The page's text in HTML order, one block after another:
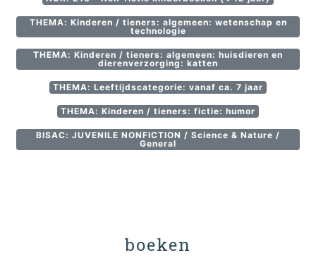
THEMA: Kinderen / tieners: algemeen: wetenschap en
technologie
THEMA: Kinderen / tieners: algemeen: huisdieren en
dierenverzorging: katten
THEMA: Leeftijdscategorie: vanaf ca. 7 jaar
THEMA: Kinderen / tieners: fictie: humor
BISAC: JUVENILE NONFICTION / Science & Nature /
General
boeken